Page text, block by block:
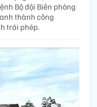
Bộ đội Biên phòng
thành công
trái phép.